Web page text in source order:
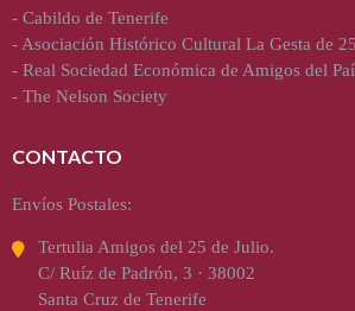
- Cabildo de Tenerife
-Asociación Histórico Cultural La Gesta de
- Real Sociedad Económica de Amigos del
- The Nelson Society
CONTACTO
Envíos Postales:
Tertulia Amigos del 25 de Julio.
C/ Ruíz de Padrón, 3 · 38002
Santa Cruz de Tenerife